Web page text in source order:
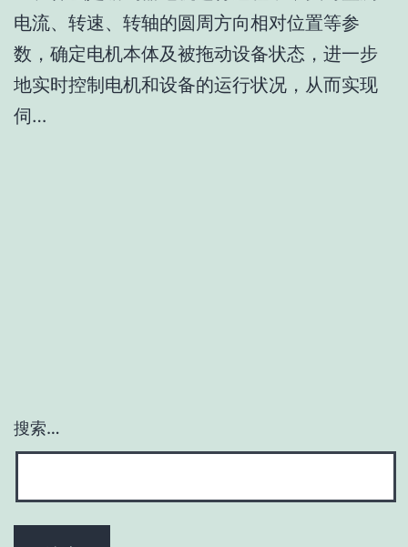
电流、转速、转轴的圆周方向相对位置等参
数，确定电机本体及被拖动设备状态，进一步
地实时控制电机和设备的运行状况，从而实现
伺…
搜索…